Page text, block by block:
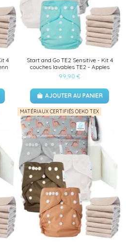
4
Start and Go TE2 Sensitive - Kit 4
couches lavables TE2 - Apples
99,90 €
AJOUTER AU PANIER
MATÉRIAUX CERTIFIÉS OEKO TEX